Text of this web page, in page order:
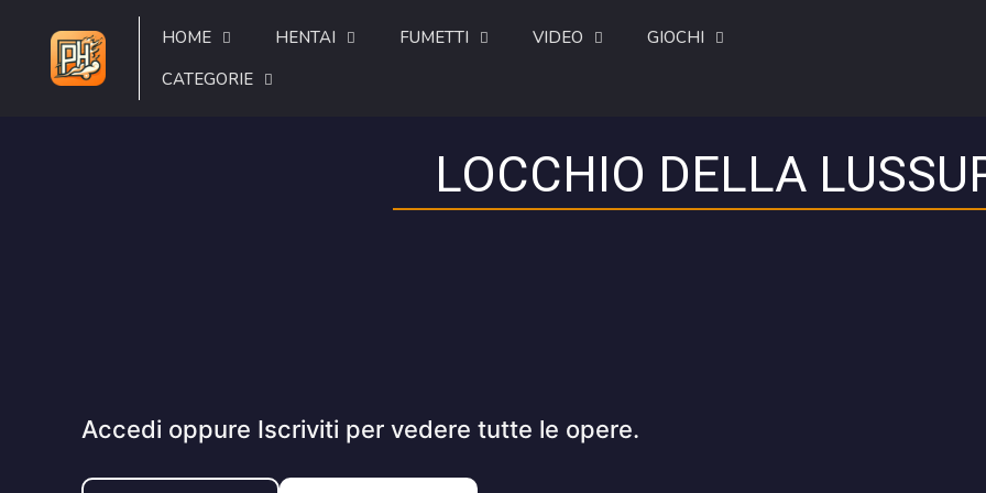
HOME HENTAI FUMETTI VIDEO
GIOCHI
CATEGORIE
LOCCHIO DELLA
Accedi oppure Iscriviti per vedere tutte le opere.